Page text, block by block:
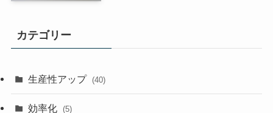
カテゴリー
生産性アップ (40)
効率化 (5)